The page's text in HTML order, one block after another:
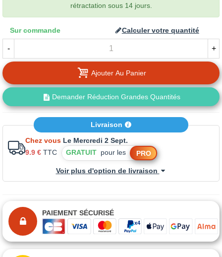
rétractation sous 14 jours.
Sur commande Calculer votre quantité
- +
Ajouter Au Panier
Demander Réduction Grandes Quantités
Livraison
Chez vous Le Mercredi 2 Sept.
9.9 € TTC GRATUIT pour les PRO
Voir plus d'option de livraison
PAIEMENT SÉCURISÉ